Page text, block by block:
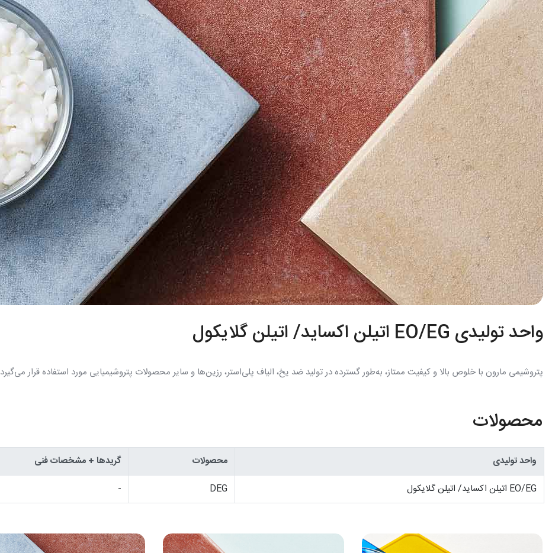
واحد تولیدی EO/EG اتیلن اکساید/ اتیلن گلایکول
پتروشیمی مارون با خلوص بالا و کیفیت ممتاز، به‌طور گسترده در تولید ضد یخ، الیاف پلی‌استر، رزین‌ها و سایر محصولات پتروشیمیایی مورد استفاده قرار می‌گیرد
محصولات
واحد تولیدی محصولات گریدها + مشخصات فنی
EO/EG اتیلن اکساید/ اتیلن گلایکول
DEG
-